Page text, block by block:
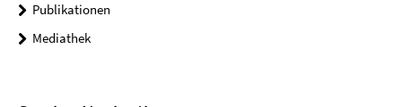
Publikationen
Mediathek